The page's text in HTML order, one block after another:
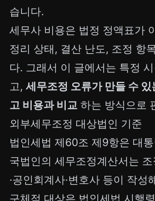
습니다.
세무사 비용은 법정 정액표가
정리 상태, 결산 난도, 조정 항
다. 그래서 이 글에서는 특정
고, 세무조정 오류가 만들 수 있
고 비용과 비교 하는 방식으로
외부세무조정 대상법인 기준
법인세법 제60조 제9항은 대
국법인의 세무조정계산서는
·공인회계사·변호사 등이 작성